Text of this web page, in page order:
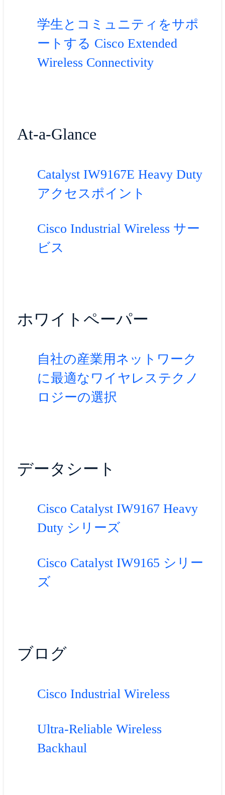
学生とコミュニティをサポ
ートする Cisco Extended
Wireless Connectivity
At-a-Glance
Catalyst IW9167E Heavy Duty
アクセスポイント
Cisco Industrial Wireless サー
ビス
ホワイトペーパー
自社の産業用ネットワーク
に最適なワイヤレステクノ
ロジーの選択
データシート
Cisco Catalyst IW9167 Heavy
Duty シリーズ
Cisco Catalyst IW9165 シリー
ズ
ブログ
Cisco Industrial Wireless
Ultra-Reliable Wireless
Backhaul